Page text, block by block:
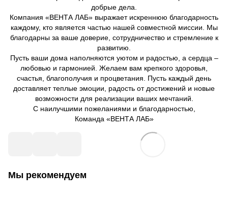
добрые дела.
Компания «ВЕНТА ЛАБ» выражает искреннюю благодарность
каждому, кто является частью нашей совместной миссии. Мы
благодарны за ваше доверие, сотрудничество и стремление к
развитию.
Пусть ваши дома наполняются уютом и радостью, а сердца –
любовью и гармонией. Желаем вам крепкого здоровья,
счастья, благополучия и процветания. Пусть каждый день
доставляет теплые эмоции, радость от достижений и новые
возможности для реализации ваших мечтаний.
С наилучшими пожеланиями и благодарностью,
Команда «ВЕНТА ЛАБ»
Мы рекомендуем